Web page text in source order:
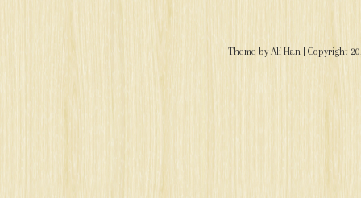
Theme by Ali Han | Copyright